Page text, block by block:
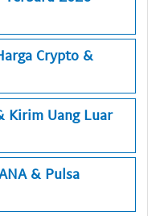
Crypto &
Kirim Uang Luar
& Pulsa